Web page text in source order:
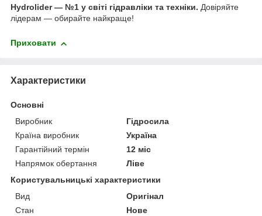
Hydrolider — №1 у світі гідравліки та техніки. Довіряйте
лідерам — обирайте найкраще!
Приховати
Характеристики
Основні
Виробник
Гідросила
Країна виробник
Україна
Гарантійний термін
12 міс
Напрямок обертання
Ліве
Користувальницькі характеристики
Вид
Оригінал
Стан
Нове